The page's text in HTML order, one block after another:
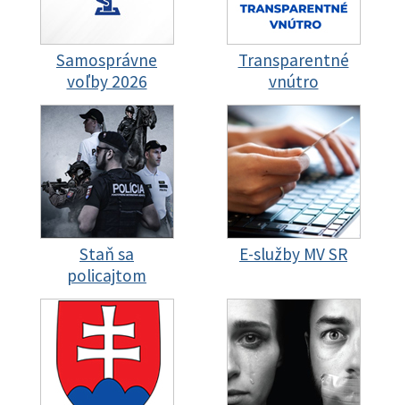
Samosprávne
voľby 2026
Transparentné
vnútro
Staň sa
policajtom
E-služby MV SR